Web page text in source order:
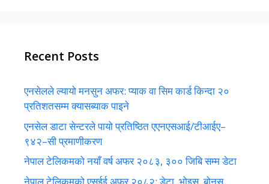
Recent Posts
एनसेलले ल्यायो मनसुन अफर: प्याक वा सिम कार्ड किन्दा २०
प्रतिशतसम्म क्यासब्याक पाइने
एनसेल डाटा सेन्टरले पायो प्रतिष्ठित एएनएसआई/टीआईए–
९४२–सी प्रमाणीकरण
नेपाल टेलिकमको नयाँ वर्ष अफर २०८३, ३०० जिबि सम्म डेटा
नेपाल टेलिकमको एसईई अफर २०८२: डेटा, भोइस, बोनस